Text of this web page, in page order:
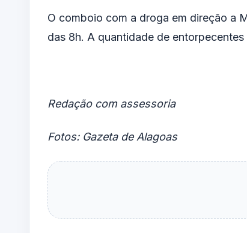
O comboio com a droga em direção a
das 8h. A quantidade de
Redação com assessoria
Fotos: Gazeta de Alagoas